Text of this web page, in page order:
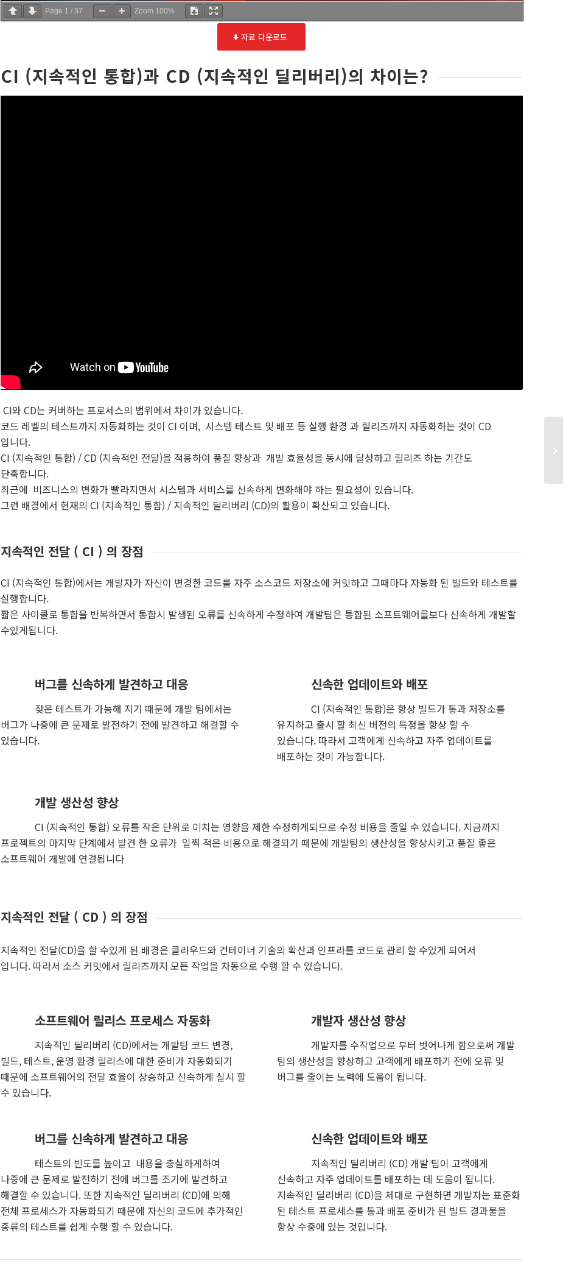
Page 1 / 37 Zoom 100%
자료 다운로드
CI (지속적인 통합)과 CD (지속적인 딜리버리)의 차이는?
CI와 CD는 커버하는 프로세스의 범위에서 차이가 있습니다.
코드 레벨의 테스트까지 자동화하는 것이 CI 이며, 시스템 테스트 및 배포 등 실행 환경 과 릴리즈까지 자동화하는 것이 CD
입니다.
CI (지속적인 통합) / CD (지속적인 전달)을 적용하여 품질 향상과 개발 효율성을 동시에 달성하고 릴리즈 하는 기간도
단축합니다.
최근에 비즈니스의 변화가 빨라지면서 시스템과 서비스를 신속하게 변화해야 하는 필요성이 있습니다.
그런 배경에서 현재의 CI (지속적인 통합) / 지속적인 딜리버리 (CD)의 활용이 확산되고 있습니다.
지속적인 전달 ( CI ) 의 장점
CI (지속적인 통합)에서는 개발자가 자신이 변경한 코드를 자주 소스코드 저장소에 커밋하고 그때마다 자동화 된 빌드와 테스트를
실행합니다.
짧은 사이클로 통합을 반복하면서 통합시 발생된 오류를 신속하게 수정하여 개발팀은 통합된 소프트웨어를보다 신속하게 개발할
수있게됩니다.
버그를 신속하게 발견하고 대응
잦은 테스트가 가능해 지기 때문에 개발 팀에서는
버그가 나중에 큰 문제로 발전하기 전에 발견하고 해결할 수
있습니다.
신속한 업데이트와 배포
CI (지속적인 통합)은 항상 빌드가 통과 저장소를
유지하고 출시 할 최신 버전의 특정을 항상 할 수
있습니다. 따라서 고객에게 신속하고 자주 업데이트를
배포하는 것이 가능합니다.
개발 생산성 향상
CI (지속적인 통합) 오류를 작은 단위로 미치는 영향을 제한 수정하게되므로 수정 비용을 줄일 수 있습니다. 지금까지
프로젝트의 마지막 단계에서 발견 한 오류가 일찍 적은 비용으로 해결되기 때문에 개발팀의 생산성을 향상시키고 품질 좋은
소프트웨어 개발에 연결됩니다
지속적인 전달 ( CD ) 의 장점
지속적인 전달(CD)을 할 수있게 된 배경은 클라우드와 컨테이너 기술의 확산과 인프라를 코드로 관리 할 수있게 되어서
입니다. 따라서 소스 커밋에서 릴리즈까지 모든 작업을 자동으로 수행 할 수 있습니다.
소프트웨어 릴리스 프로세스 자동화
지속적인 딜리버리 (CD)에서는 개발팀 코드 변경,
빌드, 테스트, 운영 환경 릴리스에 대한 준비가 자동화되기
때문에 소프트웨어의 전달 효율이 상승하고 신속하게 실시 할
수 있습니다.
개발자 생산성 향상
개발자를 수작업으로 부터 벗어나게 함으로써 개발
팀의 생산성을 향상하고 고객에게 배포하기 전에 오류 및
버그를 줄이는 노력에 도움이 됩니다.
버그를 신속하게 발견하고 대응
테스트의 빈도를 높이고 내용을 충실하게하여
나중에 큰 문제로 발전하기 전에 버그를 조기에 발견하고
해결할 수 있습니다. 또한 지속적인 딜리버리 (CD)에 의해
전체 프로세스가 자동화되기 때문에 자신의 코드에 추가적인
종류의 테스트를 쉽게 수행 할 수 있습니다.
신속한 업데이트와 배포
지속적인 딜리버리 (CD) 개발 팀이 고객에게
신속하고 자주 업데이트를 배포하는 데 도움이 됩니다.
지속적인 딜리버리 (CD)을 제대로 구현하면 개발자는 표준화
된 테스트 프로세스를 통과 배포 준비가 된 빌드 결과물을
항상 수중에 있는 것입니다.